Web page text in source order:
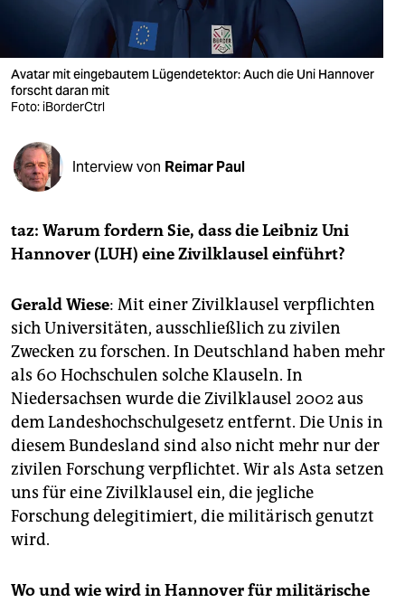
wahrheit
verlag
verlag
shop
fragen & hilfe
unterstützen
genossenschaft
epaper login
Avatar mit eingebautem Lügendetektor: Auch die Uni Hannover
forscht daran mit
Foto: iBorderCtrl
Interview von Reimar Paul
taz: Warum fordern Sie, dass die Leibniz Uni
Hannover (LUH) eine Zivilklausel einführt?
Gerald Wiese: Mit einer Zivilklausel verpflichten
sich Universitäten, ausschließlich zu zivilen
Zwecken zu forschen. In Deutschland haben mehr
als 60 Hochschulen solche Klauseln. In
Niedersachsen wurde die Zivilklausel 2002 aus
dem Landeshochschulgesetz entfernt. Die Unis in
diesem Bundesland sind also nicht mehr nur der
zivilen Forschung verpflichtet. Wir als Asta setzen
uns für eine Zivilklausel ein, die jegliche
Forschung delegitimiert, die militärisch genutzt
wird.
Wo und wie wird in Hannover für militärische